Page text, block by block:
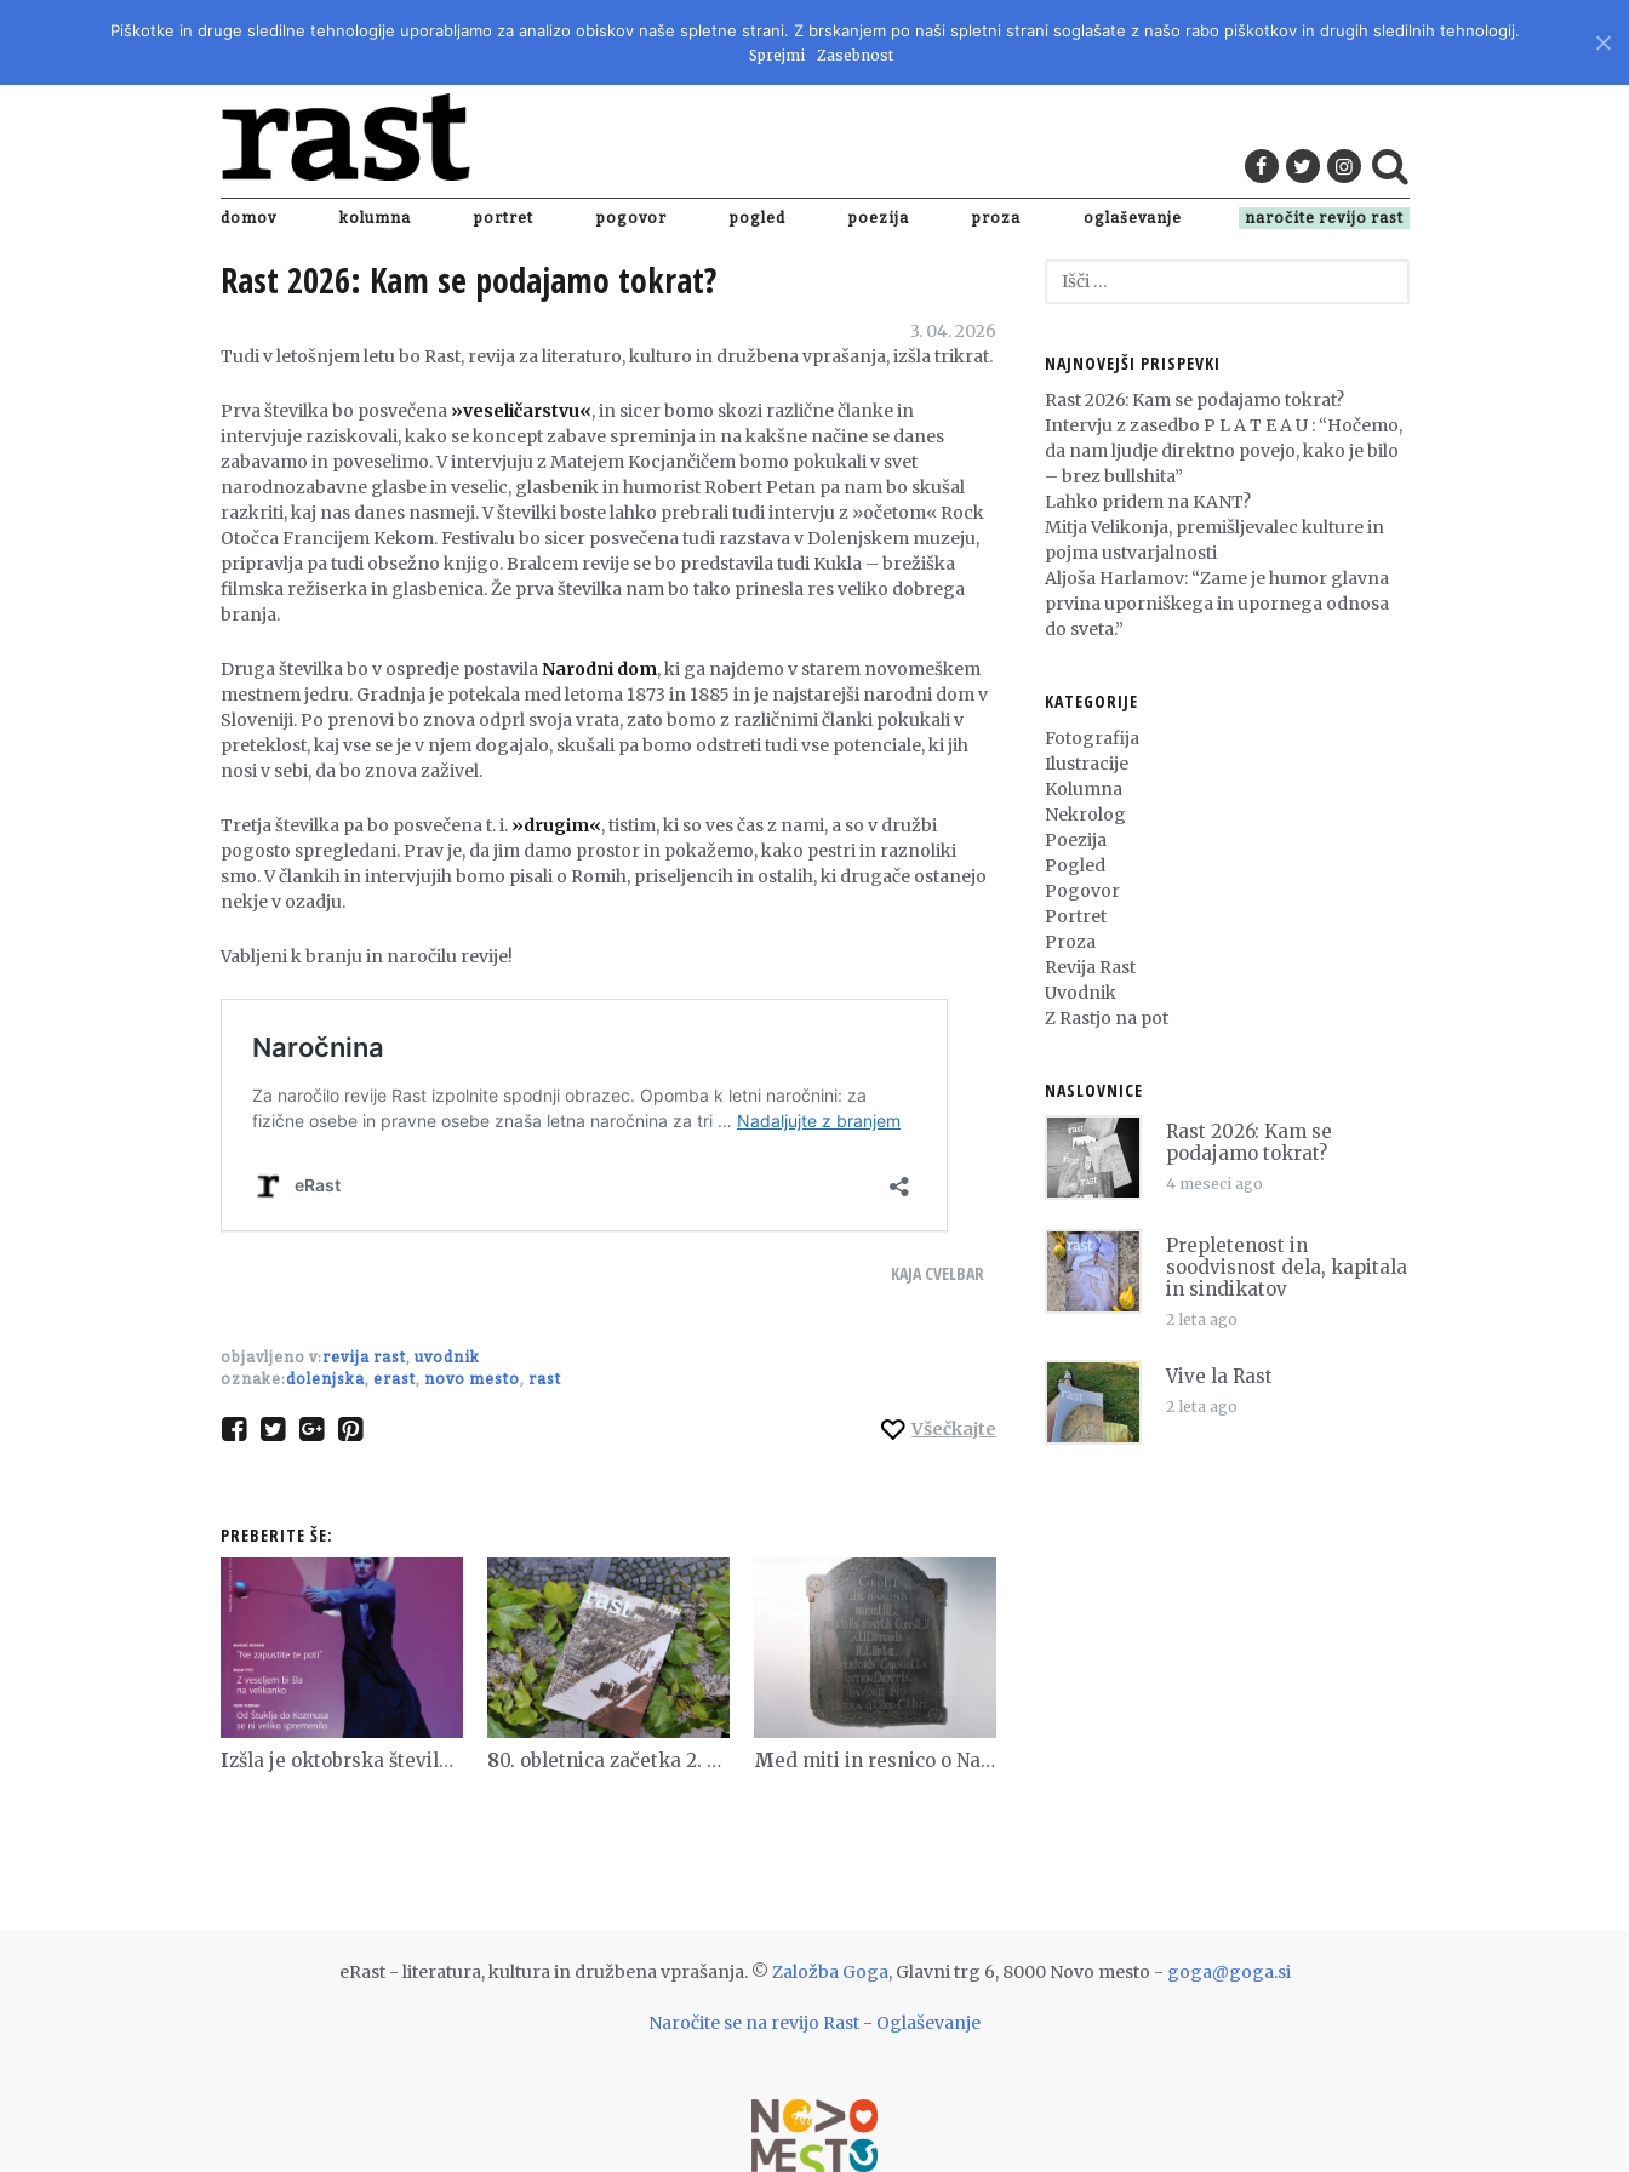
REVIJA ZA LITERATURO, KULTURO IN DRUŽBENA VPRAŠANJA
domov kolumna portret pogovor pogled poezija proza oglaševanje naročite revijo rast
Rast 2026: Kam se podajamo tokrat?
3. 04. 2026
Tudi v letošnjem letu bo Rast, revija za literaturo, kulturo in družbena vprašanja, izšla trikrat.
Prva številka bo posvečena »veseličarstvu«, in sicer bomo skozi različne članke in
intervjuje raziskovali, kako se koncept zabave spreminja in na kakšne načine se danes
zabavamo in poveselimo. V intervjuju z Matejem Kocjančičem bomo pokukali v svet
narodnozabavne glasbe in veselic, glasbenik in humorist Robert Petan pa nam bo skušal
razkriti, kaj nas danes nasmeji. V številki boste lahko prebrali tudi intervju z »očetom« Rock
Otočca Francijem Kekom. Festivalu bo sicer posvečena tudi razstava v Dolenjskem muzeju,
pripravlja pa tudi obsežno knjigo. Bralcem revije se bo predstavila tudi Kukla – brežiška
filmska režiserka in glasbenica. Že prva številka nam bo tako prinesla res veliko dobrega
branja.
Druga številka bo v ospredje postavilaNarodni dom, ki ga najdemo v starem novomeškem
mestnem jedru. Gradnja je potekala med letoma 1873 in 1885 in je najstarejši narodni dom v
Sloveniji. Po prenovi bo znova odprl svoja vrata, zato bomo z različnimi članki pokukali v
preteklost, kaj vse se je v njem dogajalo, skušali pa bomo odstreti tudi vse potenciale, ki jih
nosi v sebi, da bo znova zaživel.
Tretja številka pa bo posvečena t. i. »drugim«, tistim, ki so ves čas z nami, a so v družbi
pogosto spregledani. Prav je, da jim damo prostor in pokažemo, kako pestri in raznoliki
smo. V člankih in intervjujih bomo pisali o Romih, priseljencih in ostalih, ki drugače ostanejo
nekje v ozadju.
Vabljeni k branju in naročilu revije!
KAJA CVELBAR
objavljeno v:revija rast, uvodnik
oznake:dolenjska, erast, novo mesto, rast
Všečkajte
PREBERITE ŠE:
Izšla je oktobrska številka Rasti 80. obletnica začetka 2. sv. vojne na Dolenjskem Med miti in resnico o Napoleonovi dobi na Novomeškem
Išči:
NAJNOVEJŠI PRISPEVKI
Rast 2026: Kam se podajamo tokrat?
Intervju z zasedbo P L A T E A U : “Hočemo,
da nam ljudje direktno povejo, kako je bilo
– brez bullshita”
Lahko pridem na KANT?
Mitja Velikonja, premišljevalec kulture in
pojma ustvarjalnosti
Aljoša Harlamov: “Zame je humor glavna
prvina uporniškega in upornega odnosa
do sveta.”
KATEGORIJE
Fotografija
Ilustracije
Kolumna
Nekrolog
Poezija
Pogled
Pogovor
Portret
Proza
Revija Rast
Uvodnik
Z Rastjo na pot
NASLOVNICE
Rast 2026: Kam se
podajamo tokrat?
4 meseci ago
Prepletenost in
soodvisnost dela, kapitala
in sindikatov
2 leta ago
Vive la Rast
2 leta ago
eRast - literatura, kultura in družbena vprašanja. © Založba Goga, Glavni trg 6, 8000 Novo mesto - goga@goga.si
Naročite se na revijo Rast - Oglaševanje
Piškotke in druge sledilne tehnologije uporabljamo za analizo obiskov naše spletne strani. Z brskanjem po naši spletni strani soglašate z našo rabo piškotkov in drugih sledilnih tehnologij.
Sprejmi Zasebnost